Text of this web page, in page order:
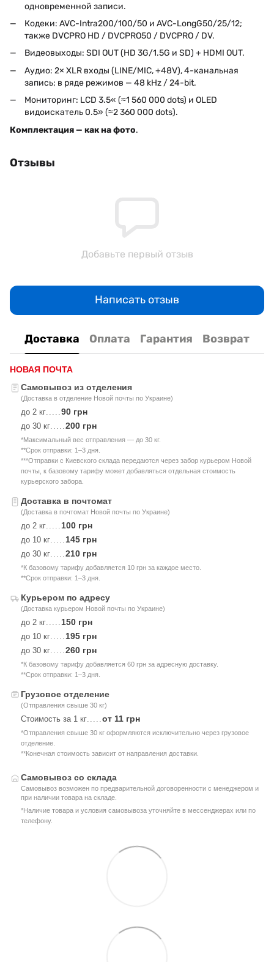
одновременной записи.
Кодеки: AVC-Intra200/100/50 и AVC-LongG50/25/12;
также DVCPRO HD / DVCPRO50 / DVCPRO / DV.
Видеовыходы: SDI OUT (HD 3G/1.5G и SD) + HDMI OUT.
Аудио: 2× XLR входы (LINE/MIC, +48V), 4-канальная
запись; в ряде режимов — 48 kHz / 24-bit.
Мониторинг: LCD 3.5« (≈1 560 000 dots) и OLED
видоискатель 0.5» (≈2 360 000 dots).
Комплектация — как на фото.
Отзывы
Добавьте первый отзыв
Написать отзыв
Доставка Оплата Гарантия Возврат
НОВАЯ ПОЧТА
Самовывоз из отделения
(Доставка в отделение Новой почты по Украине)
до 2 кг 90 грн
до 30 кг 200 грн
*Максимальный вес отправления — до 30 кг.
**Срок отправки: 1–3 дня.
***Отправки с Киевского склада передаются через забор курьером Новой
почты, к базовому тарифу может добавляться отдельная стоимость
курьерского забора.
Доставка в почтомат
(Доставка в почтомат Новой почты по Украине)
до 2 кг 100 грн
до 10 кг 145 грн
до 30 кг 210 грн
*К базовому тарифу добавляется 10 грн за каждое место.
**Срок отправки: 1–3 дня.
Курьером по адресу
(Доставка курьером Новой почты по Украине)
до 2 кг 150 грн
до 10 кг 195 грн
до 30 кг 260 грн
*К базовому тарифу добавляется 60 грн за адресную доставку.
**Срок отправки: 1–3 дня.
Грузовое отделение
(Отправления свыше 30 кг)
Стоимость за 1 кг от 11 грн
*Отправления свыше 30 кг оформляются исключительно через грузовое
отделение.
**Конечная стоимость зависит от направления доставки.
Самовывоз со склада
Самовывоз возможен по предварительной договоренности с менеджером и
при наличии товара на складе.
*Наличие товара и условия самовывоза уточняйте в мессенджерах или по
телефону.